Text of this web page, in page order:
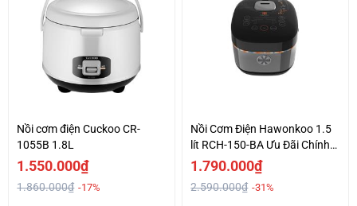
Nồi cơm điện Cuckoo CR-
1055B 1.8L
1.550.000₫
1.860.000₫ -17%
Nồi Cơm Điện Hawonkoo 1.5
lít RCH-150-BA Ưu Đãi Chính
Hãng
1.790.000₫
2.590.000₫ -31%